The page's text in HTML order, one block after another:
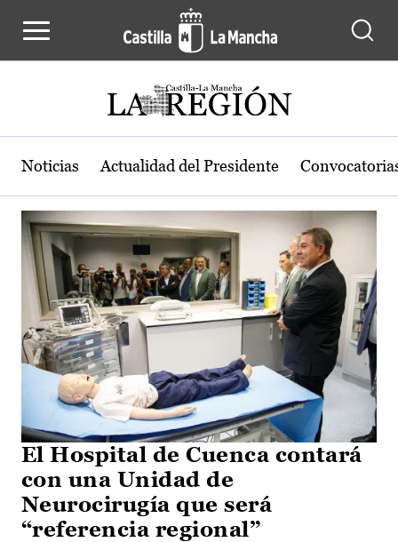
Actualidad de la región de Castilla-
Noticias Actualidad del Presidente
El Hospital de Cuenca contará
con una Unidad de
Neurocirugía que será
“referencia regional”